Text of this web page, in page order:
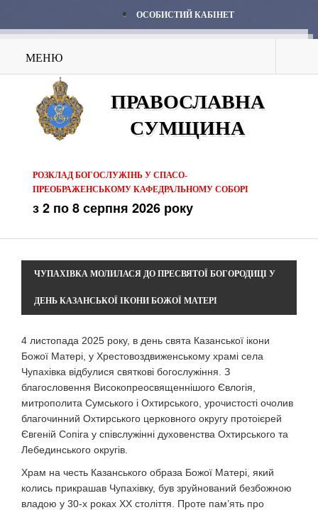
ОСОБИСТИЙ КАБІНЕТ
МЕНЮ
ПРАВОСЛАВНА
СУМЩИНА
РОЗКЛАД БОГОСЛУЖІНЬ У СПАСО-
ПРЕОБРАЖЕНСЬКОМУ КАФЕДРАЛЬНОМУ СОБОРІ
з 2 по 8 серпня 2026 року
ЧУПАХІВКА МОЛИЛАСЯ ДО ПРЕСВЯТОЇ БОГОРОДИЦІ У
ДЕНЬ КАЗАНСЬКОЇ ІКОНИ БОЖОЇ МАТЕРІ
4 листопада 2025 року, в день свята Казанської ікони
Божої Матері, у Хрестовоздвиженському храмі села
Чупахівка відбулися святкові богослужіння. З
благословення Високопреосвященнішого Євлогія,
митрополита Сумського і Охтирського, урочистості очолив
благочинний Охтирського церковного округу протоієрей
Євгеній Сопіга у співслужінні духовенства Охтирського та
Лебединського округів.
Храм на честь Казанського образа Божої Матері, який
колись прикрашав Чупахівку, був зруйнований безбожною
владою у 30-х роках ХХ століття. Проте пам’ять про